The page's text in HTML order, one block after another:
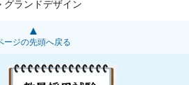
グランドデザイン
ージの先頭へ戻る